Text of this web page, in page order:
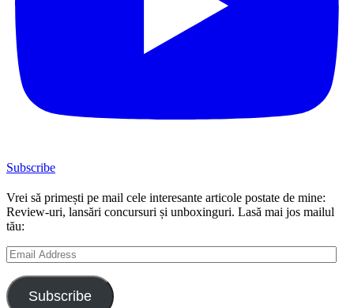
Subscribe
Vrei să primești pe mail cele interesante articole postate de mine:
Review-uri, lansări concursuri și unboxinguri. Lasă mai jos mailul
tău:
Email
Address
Subscribe